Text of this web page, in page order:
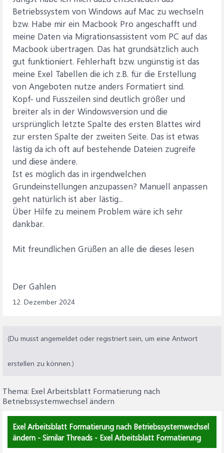
Betriebssystem von Windows auf Mac zu wechseln
bzw. Habe mir ein Macbook Pro angeschafft und
meine Daten via Migrationsassistent vom PC auf das
Macbook übertragen. Das hat grundsätzlich auch
gut funktioniert. Fehlerhaft bzw. ungünstig ist das
meine Exel Tabellen die ich z.B. für die Erstellung
von Angeboten nutze anders Formatiert sind.
Kopf- und Fusszeilen sind deutlich größer und
breiter als in der Windowsversion und die
ursprünglich letzte Spalte des ersten Blattes wird
zur ersten Spalte der zweiten Seite. Das ist etwas
lästig da ich oft auf bestehende Dateien zugreife
und diese ändere.
Ist es möglich das in irgendwelchen
Grundeinstellungen anzupassen? Manuell anpassen
geht natürlich ist aber lästig...
Über Hilfe zu meinem Problem wäre ich sehr
dankbar.
Mit freundlichen Grüßen an alle die dieses lesen
Der Gahlen
12. Dezember 2024
(Du musst angemeldet oder registriert sein, um eine Antwort
erstellen zu können.)
Thema: Exel Arbeitsblatt Formatierung nach
Betriebssystemwechsel ändern
Exel Arbeitsblatt Formatierung nach Betriebssystemwechsel
ändern - Similar Threads - Exel Arbeitsblatt Formatierung